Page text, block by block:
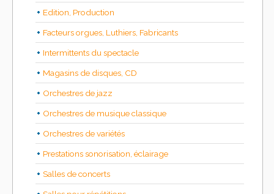
Edition, Production
Facteurs orgues, Luthiers, Fabricants
Intermittents du spectacle
Magasins de disques, CD
Orchestres de jazz
Orchestres de musique classique
Orchestres de variétés
Prestations sonorisation, éclairage
Salles de concerts